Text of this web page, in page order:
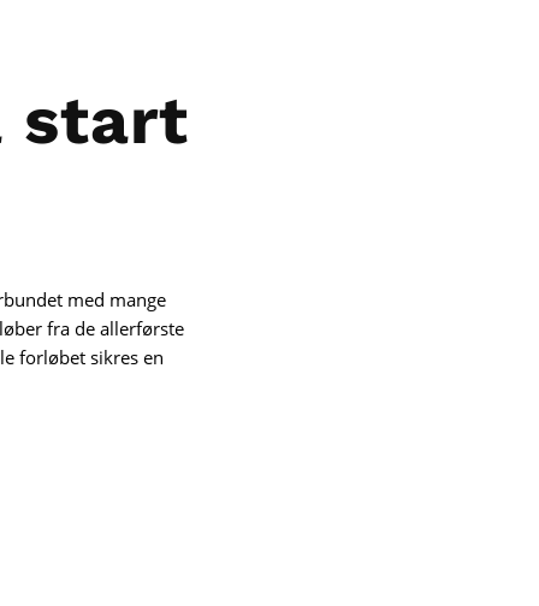
start
med mange
fra de allerførste
forløbet sikres en